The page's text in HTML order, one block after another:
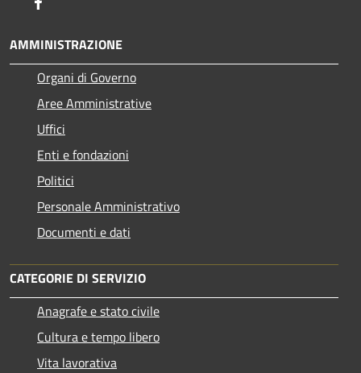
AMMINISTRAZIONE
Organi di Governo
Aree Amministrative
Uffici
Enti e fondazioni
Politici
Personale Amministrativo
Documenti e dati
CATEGORIE DI SERVIZIO
Anagrafe e stato civile
Cultura e tempo libero
Vita lavorativa